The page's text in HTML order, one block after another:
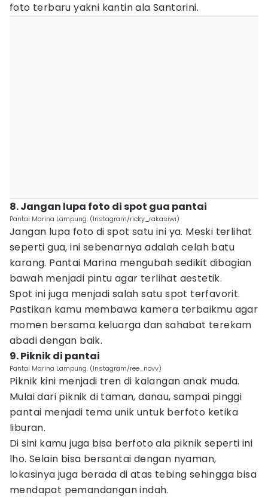
foto terbaru yakni kantin ala Santorini.
8. Jangan lupa foto di spot gua pantai
Pantai Marina Lampung. (Instagram/ricky_rakasiwi)
Jangan lupa foto di spot satu ini ya. Meski terlihat
seperti gua, ini sebenarnya adalah celah batu
karang. Pantai Marina mengubah sedikit dibagian
bawah menjadi pintu agar terlihat aestetik.
Spot ini juga menjadi salah satu spot terfavorit.
Pastikan kamu membawa kamera terbaikmu agar
momen bersama keluarga dan sahabat terekam
abadi dengan baik.
9. Piknik di pantai
Pantai Marina Lampung. (Instagram/ree_novv)
Piknik kini menjadi tren di kalangan anak muda.
Mulai dari piknik di taman, danau, sampai pinggi
pantai menjadi tema unik untuk berfoto ketika
liburan.
Di sini kamu juga bisa berfoto ala piknik seperti ini
lho. Selain bisa bersantai dengan nyaman,
lokasinya juga berada di atas tebing sehingga bisa
mendapat pemandangan indah.